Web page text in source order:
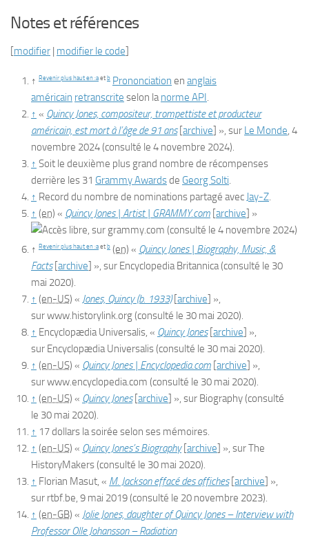
Notes et références
[modifier | modifier le code]
↑ Revenir plus haut en :aetb Prononciation en anglais
américain retranscrite selon lanorme API.
↑ « Quincy Jones, compositeur, trompettiste et producteur
américain, est mort à l’âge de 91 ans[archive] », sur Le Monde, 4
novembre 2024(consulté le 4 novembre 2024).
↑ Soit le deuxième plus grand nombre de récompenses
derrière les 31 Grammy Awardsde Georg Solti.
↑ Record du nombre de nominations partagé avec Jay-Z.
↑ (en) « Quincy Jones | Artist | GRAMMY.com [archive] »
, sur grammy.com (consulté le 4 novembre 2024)
↑ Revenir plus haut en :aetb (en) « Quincy Jones | Biography, Music, &
Facts[archive] », sur Encyclopedia Britannica(consulté le 30
mai 2020).
↑ (en-US) « Jones, Quincy (b. 1933)[archive] »,
surwww.historylink.org(consulté le 30 mai 2020).
↑ EncyclopædiaUniversalis, « Quincy Jones[archive] »,
sur Encyclopædia Universalis(consulté le 30 mai 2020).
↑ (en-US) « Quincy Jones | Encyclopedia.com [archive] »,
surwww.encyclopedia.com (consulté le 30 mai 2020).
↑ (en-US) « Quincy Jones[archive] », sur Biography(consulté
le 30 mai 2020).
↑ 17 dollars la soirée selon ses mémoires.
↑ (en-US) « Quincy Jones’s Biography[archive] », surThe
HistoryMakers(consulté le 30 mai 2020).
↑ Florian Masut, « M. Jackson effacé des affiches[archive] »,
sur rtbf.be, 9 mai 2019(consulté le 20 novembre 2023).
↑ (en-GB) « Jolie Jones, daughter of Quincy Jones – Interview with
Professor Olle Johansson – Radiation